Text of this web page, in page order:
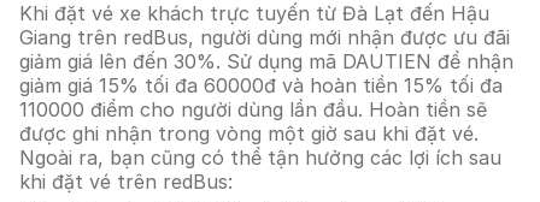
Khi đặt vé xe khách trực tuyến từ Đà Lạt đến Hậu
Giang trên redBus, người dùng mới nhận được ưu đãi
giảm giá lên đến 30%. Sử dụng mã DAUTIEN để nhận
giảm giá 15% tối đa 60000đ và hoàn tiền 15% tối đa
110000 điểm cho người dùng lần đầu. Hoàn tiền sẽ
được ghi nhận trong vòng một giờ sau khi đặt vé.
Ngoài ra, bạn cũng có thể tận hưởng các lợi ích sau
khi đặt vé trên redBus: